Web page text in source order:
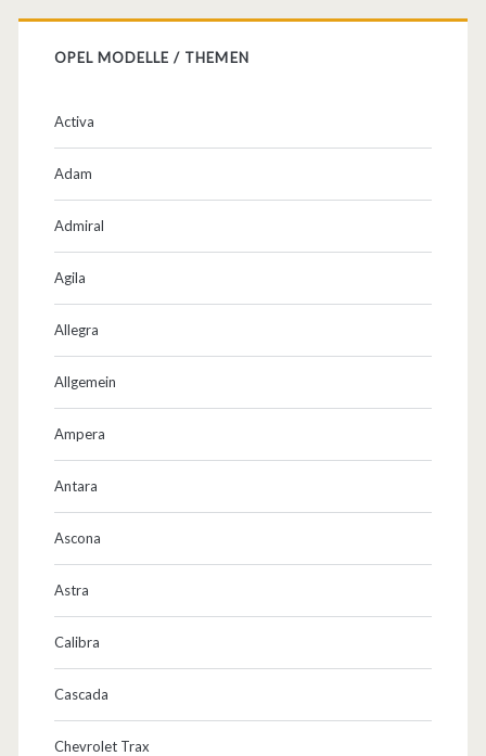
b
r
o
OPEL MODELLE / THEMEN
Activa
Adam
Admiral
Agila
Allegra
Allgemein
Ampera
Antara
Ascona
Astra
Calibra
Cascada
Chevrolet Trax